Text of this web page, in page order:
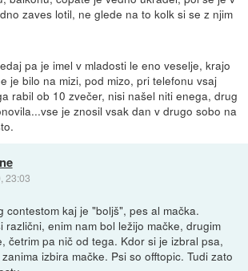
zaves lotil, ne glede na to kolk si se z njim
pa je imel v mladosti le eno veselje, krajo
je bilo na mizi, pod mizo, pri telefonu vsaj
rabil ob 10 zvečer, nisi našel niti enega, drug
je znosil vsak dan v drugo sobo na
23:03
contestom kaj je "boljš", pes al mačka.
različni, enim nam bol ležijo mačke, drugim
četrim pa nič od tega. Kdor si je izbral psa,
izbira mačke. Psi so offtopic. Tudi zato